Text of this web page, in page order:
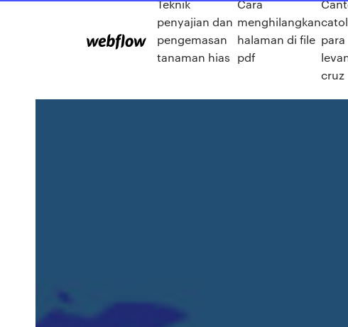
Teknik
penyajian dan
pengemasan
tanaman hias
Cara
menghilangkan
halaman di file
pdf
para
cruz